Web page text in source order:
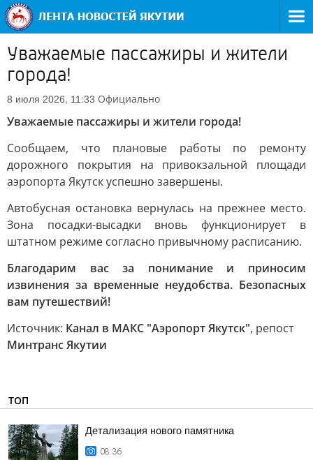
Уважаемые пассажиры и жители
города!
8 июля 2026, 11:33 Официально
Уважаемые пассажиры и жители города!
Сообщаем, что плановые работы по ремонту
дорожного покрытия на привокзальной площади
аэропорта Якутск успешно завершены.
Автобусная остановка вернулась на прежнее место.
Зона посадки-высадки вновь функционирует в
штатном режиме согласно привычному расписанию.
Благодарим вас за понимание и приносим
извинения за временные неудобства. Безопасных
вам путешествий!
Источник: Канал в МАКС "Аэропорт Якутск", репост
Минтранс Якутии
ТОП
Детализация нового памятника
08:36